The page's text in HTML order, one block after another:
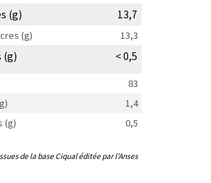
(g)
13,7
(g) 13,3
(g) < 0,5
83
1,4
(g)
0,5
de la base Ciqual éditée par l'Anses